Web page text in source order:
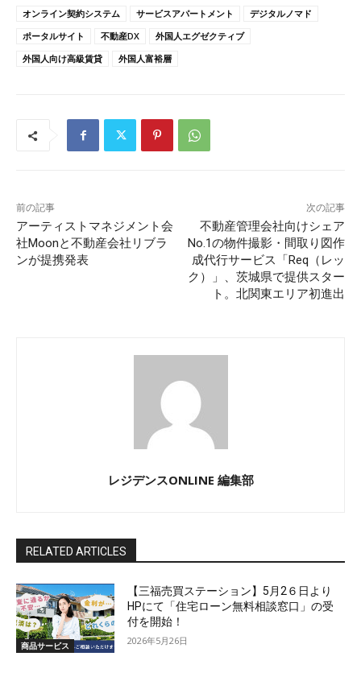
オンライン契約システム
サービスアパートメント
デジタルノマド
ポータルサイト
不動産DX
外国人エグゼクティブ
外国人向け高級賃貸
外国人富裕層
前の記事
アーティストマネジメント会
社Moonと不動産会社リブラ
ンが提携発表
次の記事
不動産管理会社向けシェア
No.1の物件撮影・間取り図作
成代行サービス「Req（レッ
ク）」、茨城県で提供スター
ト。北関東エリア初進出
レジデンスONLINE 編集部
RELATED ARTICLES
商品サービス
【三福売買ステーション】5月2６日より
HPにて「住宅ローン無料相談窓口」の受
付を開始！
2026年5月26日